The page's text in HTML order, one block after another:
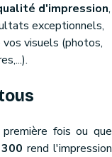
d'impression,
exceptionnels,
vos visuels (photos,
fois ou que
rend l'impression